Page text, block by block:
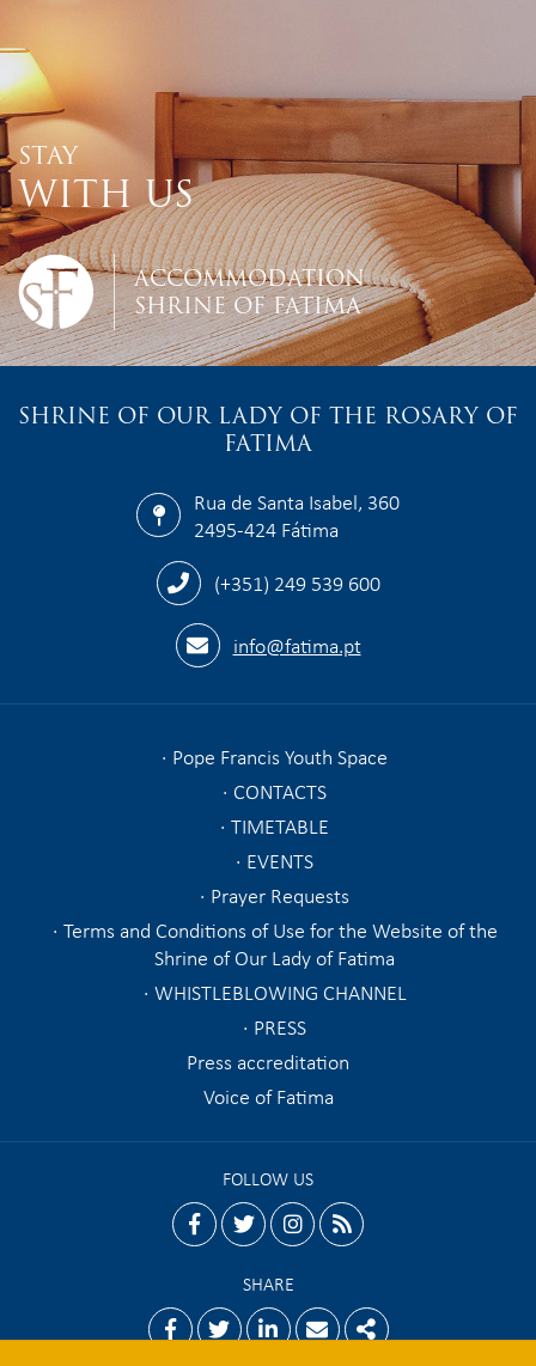
STAY
WITH US
ACCOMMODATION
SHRINE OF FATIMA
SHRINE OF OUR LADY OF THE ROSARY OF
FATIMA
Rua de Santa Isabel, 360
2495-424 Fátima
(+351) 249 539 600
info@fatima.pt
Pope Francis Youth Space
CONTACTS
TIMETABLE
EVENTS
Prayer Requests
Terms and Conditions of Use for the Website of the
Shrine of Our Lady of Fatima
WHISTLEBLOWING CHANNEL
PRESS
Press accreditation
Voice of Fatima
FOLLOW US
facebooktwitterinstagram
rss
SHARE
FacebookTwitterLinkedinEmailShare